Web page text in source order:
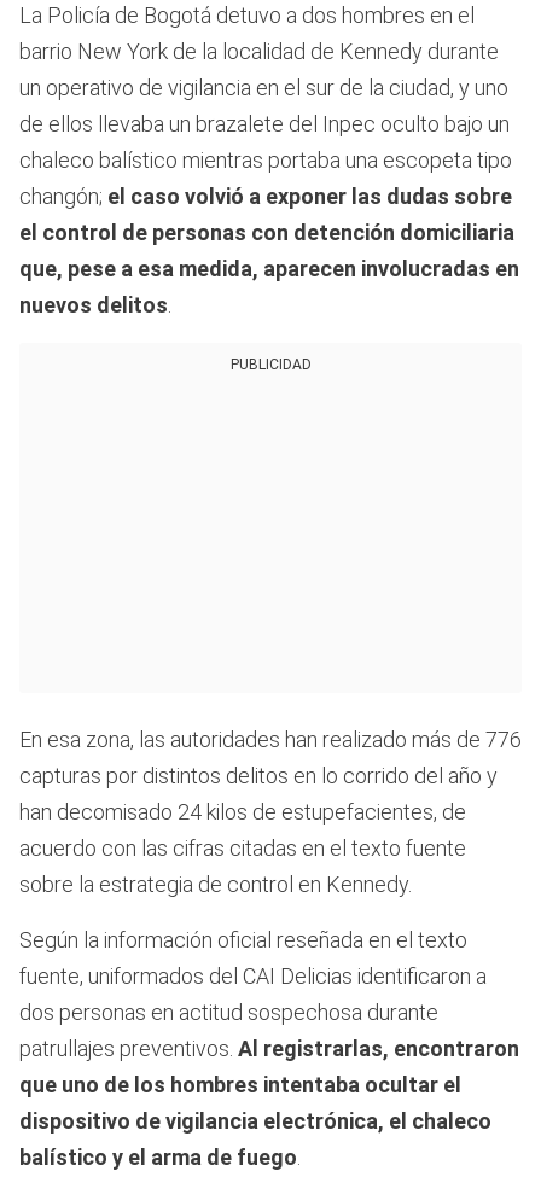
La Policía de Bogotá detuvo a dos hombres en el
barrio New York de la localidad de Kennedy durante
un operativo de vigilancia en el sur de la ciudad, y uno
de ellos llevaba un brazalete del Inpec oculto bajo un
chaleco balístico mientras portaba una escopeta tipo
changón; el caso volvió a exponer las dudas sobre
el control de personas con detención domiciliaria
que, pese a esa medida, aparecen involucradas en
nuevos delitos
PUBLICIDAD
En esa zona, las autoridades han realizado más de 776
capturas por distintos delitos en lo corrido del año y
han decomisado 24 kilos de estupefacientes, de
acuerdo con las cifras citadas en el texto fuente
sobre la estrategia de control en Kennedy.
Según la información oficial reseñada en el texto
fuente, uniformados del CAI Delicias identificaron a
dos personas en actitud sospechosa durante
patrullajes preventivos. Al registrarlas, encontraron
que uno de los hombres intentaba ocultar el
dispositivo de vigilancia electrónica, el chaleco
balístico y el arma de fuego